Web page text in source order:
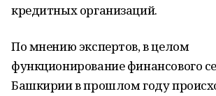
кредитных организаций.
По мнению экспертов, в целом
функционирование финансового
Башкирии в прошлом году